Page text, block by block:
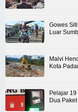
Gowes
Luar
Malvi
Kota
Pelajar
Dua